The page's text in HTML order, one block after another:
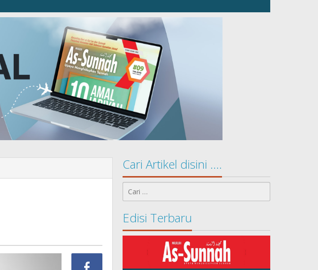
Cari Artikel disini ….
Cari
untuk:
Edisi Terbaru